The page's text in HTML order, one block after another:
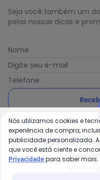
Seja você também um
pelas nossas dicas e
Nome
Digite seu e-mail
Telefone
Ao enviar o cadastro,
de
Compre pelo app e
na sua
Nós utilizamos cookies e
experiência de compra,
publicidade personalizada.
que você está ciente e
Privacidadepara saber mais.